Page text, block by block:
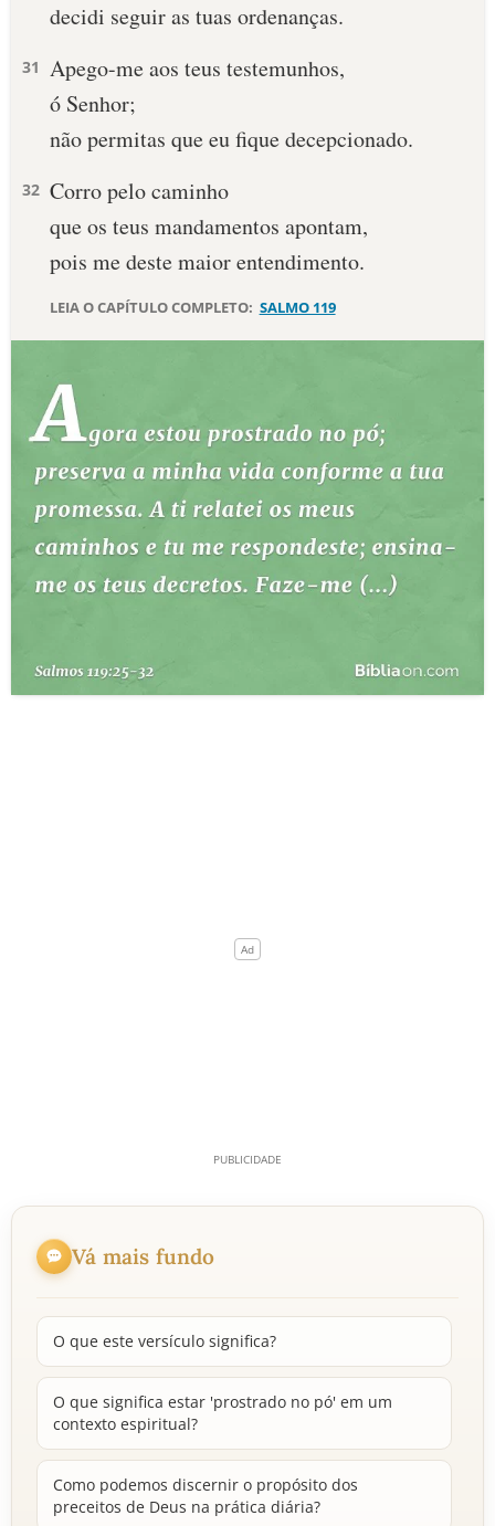
decidi seguir as tuas ordenanças.
31 Apego-me aos teus testemunhos,
ó Senhor;
não permitas que eu fique decepcionado.
32 Corro pelo caminho
que os teus mandamentos apontam,
pois me deste maior entendimento.
LEIA O CAPÍTULO COMPLETO: SALMO 119
Vá mais fundo
O que este versículo significa?
O que significa estar 'prostrado no pó' em um
contexto espiritual?
Como podemos discernir o propósito dos
preceitos de Deus na prática diária?